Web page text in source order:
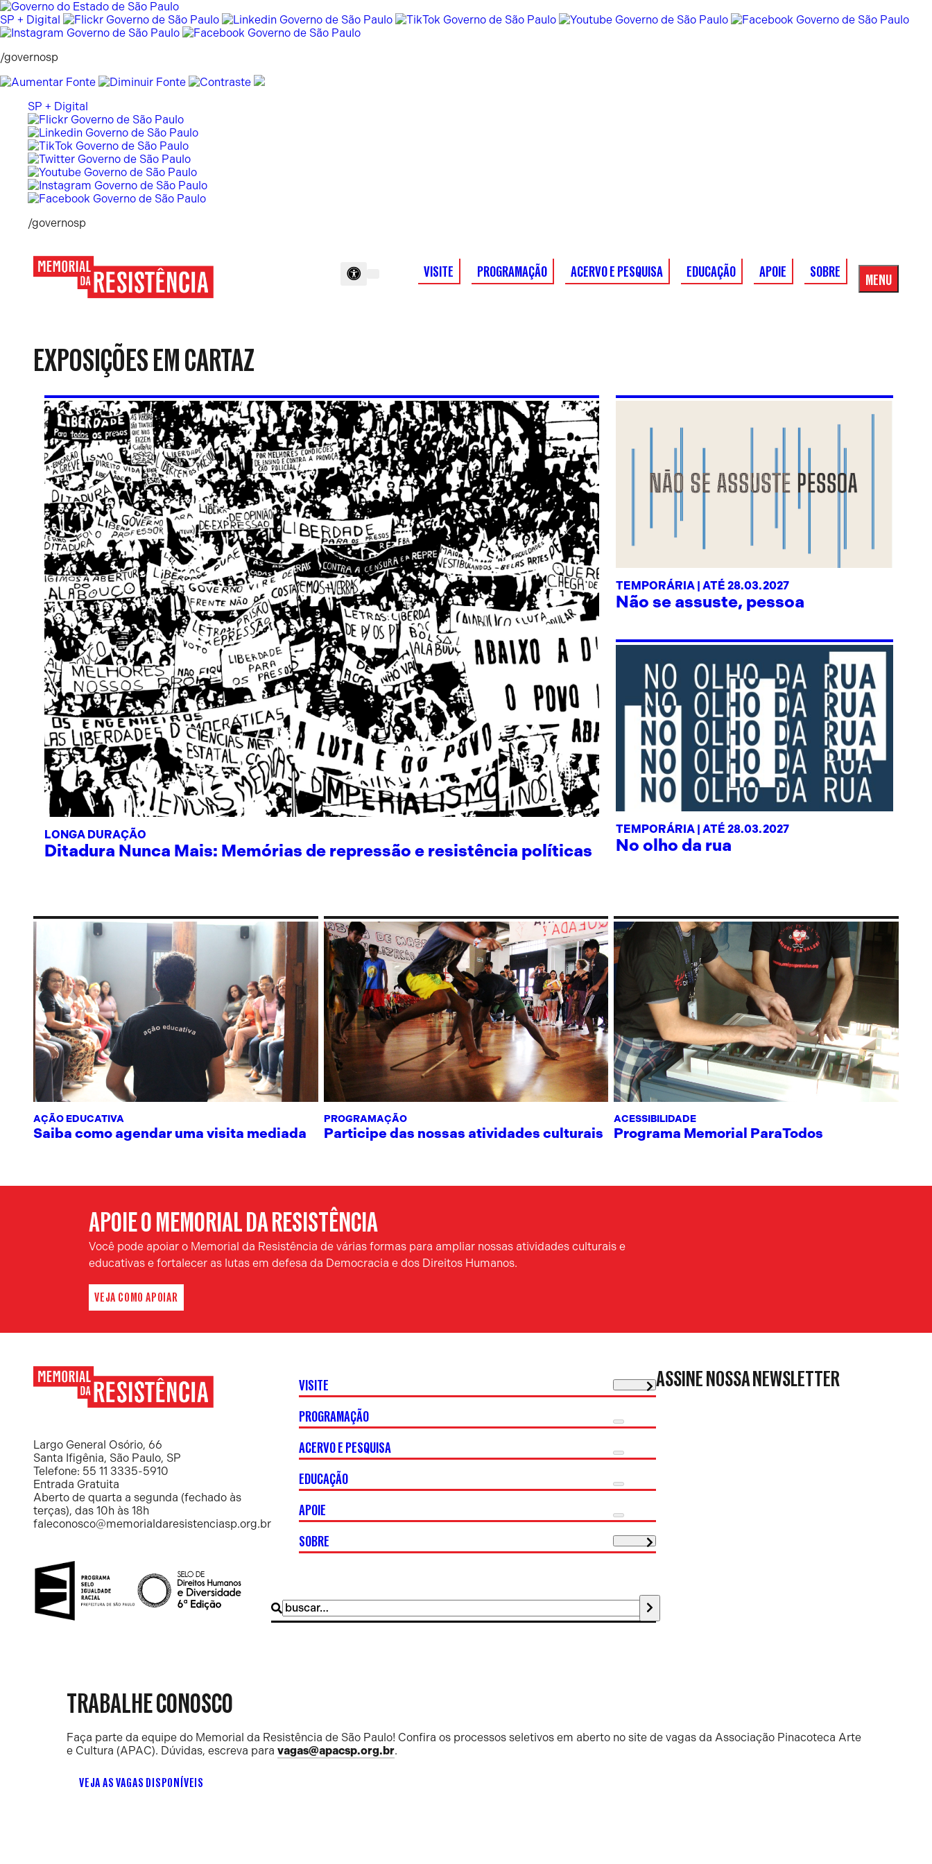
Pular
para
o
SP + Digital
/governosp
SP + Digital
/governosp
VISITE PROGRAMAÇÃO ACERVO E PESQUISA EDUCAÇÃO APOIE SOBRE MENU
Menu
EXPOSIÇÕES EM CARTAZ
LONGA DURAÇÃO
Ditadura Nunca Mais: Memórias de repressão e resistência políticas
TEMPORÁRIA | ATÉ 28.03.2027
Não se assuste, pessoa
TEMPORÁRIA | ATÉ 28.03.2027
No olho da rua
AÇÃO EDUCATIVA
Saiba como agendar uma visita mediada
PROGRAMAÇÃO
Participe das nossas atividades culturais
ACESSIBILIDADE
Programa Memorial ParaTodos
APOIE O MEMORIAL DA RESISTÊNCIA
Você pode apoiar o Memorial da Resistência de várias formas para ampliar nossas atividades culturais e
educativas e fortalecer as lutas em defesa da Democracia e dos Direitos Humanos.
VEJA COMO APOIAR
Resistência
Largo General Osório, 66
Santa Ifigênia, São Paulo, SP
Telefone: 55 11 3335-5910
Entrada Gratuita
Aberto de quarta a segunda (fechado às
terças), das 10h às 18h
faleconosco@memorialdaresistenciasp.org.br
Buscar
por:
VISITE
PROGRAMAÇÃO
ACERVO E PESQUISA
EDUCAÇÃO
APOIE
SOBRE
ASSINE NOSSA NEWSLETTER
TRABALHE CONOSCO
Faça parte da equipe do Memorial da Resistência de São Paulo! Confira os processos seletivos em aberto no site de vagas da Associação Pinacoteca Arte
e Cultura (APAC). Dúvidas, escreva para vagas@apacsp.org.br.
VEJA AS VAGAS DISPONÍVEIS